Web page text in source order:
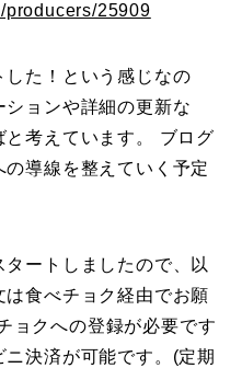
producers/25909
した！という感じなの
ョンや詳細の更新な
考えています。 ブログ
導線を整えていく予定
ートしましたので、以
食べチョク経由でお願
ョクへの登録が必要です
決済が可能です。(定期